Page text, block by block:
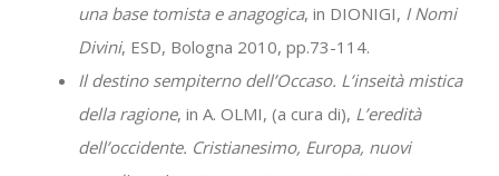
una base tomista e anagogica, in DIONIGI, I Nomi
Divini, ESD, Bologna 2010, pp.73-114.
Il destino sempiterno dell’Occaso. L’inseità mistica
della ragione, in A. OLMI, (a cura di), L’eredità
dell’occidente. Cristianesimo, Europa, nuovi